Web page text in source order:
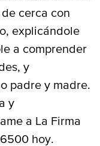
cerca con
explicándole
a comprender
y
padre y madre.
y
a La Firma
hoy.